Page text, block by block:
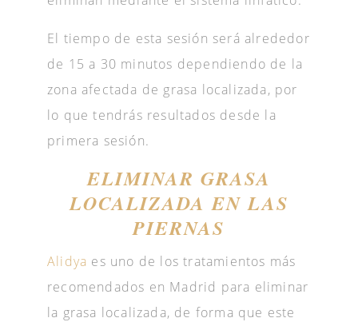
El tiempo de esta sesión será alrededor
de 15 a 30 minutos dependiendo de la
zona afectada de grasa localizada, por
lo que tendrás resultados desde la
primera sesión.
ELIMINAR GRASA
LOCALIZADA EN LAS
PIERNAS
Alidya es uno de los tratamientos más
recomendados en Madrid para eliminar
la grasa localizada, de forma que este